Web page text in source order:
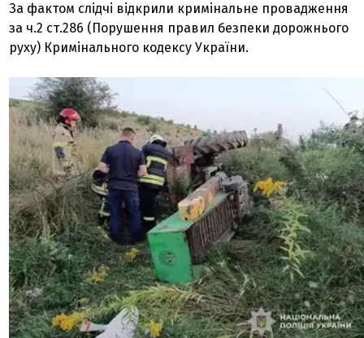
За фактом слідчі відкрили кримінальне провадження
за ч.2 ст.286 (Порушення правил безпеки дорожнього
руху) Кримінального кодексу України.